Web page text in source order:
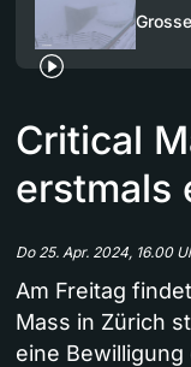
Critical
erstmals
Do 25. Apr. 2024, 16.00
Am Freitag
Mass in Zürich
eine